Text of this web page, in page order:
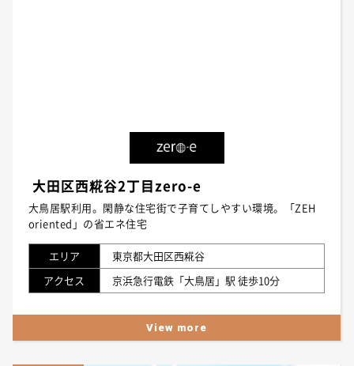
大田区西糀谷2丁目zero-e
大鳥居駅利用。閑静な住宅街で子育てしやすい環境。「ZEH
oriented」の省エネ住宅
エリア
東京都大田区西糀谷
アクセス
京浜急行電鉄「大鳥居」駅 徒歩10分
View more